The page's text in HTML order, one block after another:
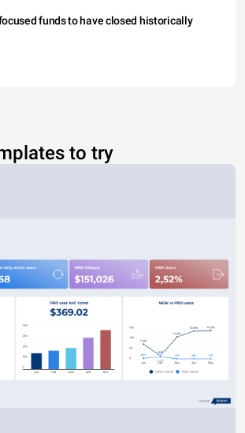
funds to have closed historically
to try